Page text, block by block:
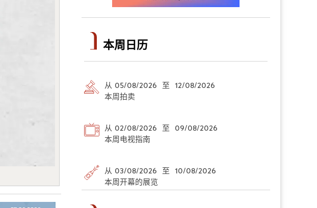
本周日历
从 05/08/2026 至 12/08/2026
本周拍卖
从 02/08/2026 至 09/08/2026
本周电视指南
从 03/08/2026 至 10/08/2026
本周开幕的展览